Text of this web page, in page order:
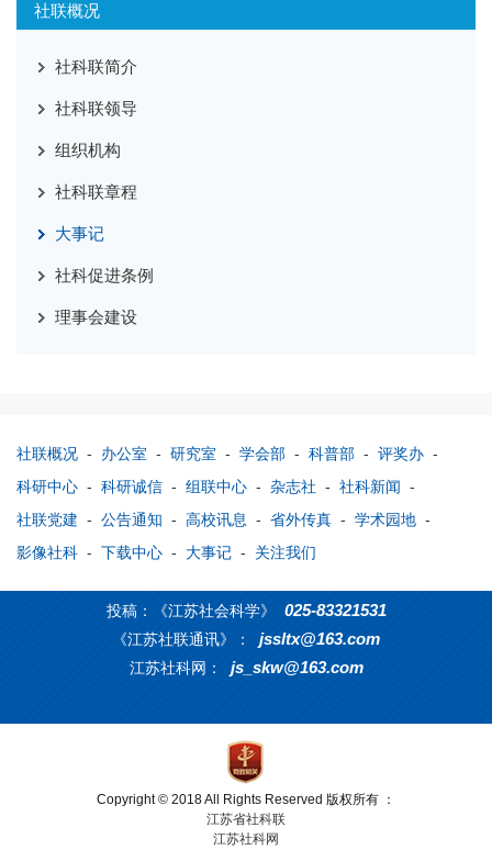
社联概况
社科联简介
社科联领导
组织机构
社科联章程
大事记
社科促进条例
理事会建设
社联概况 - 办公室 - 研究室 - 学会部 - 科普部 - 评奖办 -
科研中心 - 科研诚信 - 组联中心 - 杂志社 - 社科新闻 -
社联党建 - 公告通知 - 高校讯息 - 省外传真 - 学术园地 -
影像社科 - 下载中心 - 大事记 - 关注我们
投稿：《江苏社会科学》 025-83321531
《江苏社联通讯》： jssltx@163.com
江苏社科网： js_skw@163.com
Copyright © 2018 All Rights Reserved 版权所有 ：
江苏省社科联
江苏社科网